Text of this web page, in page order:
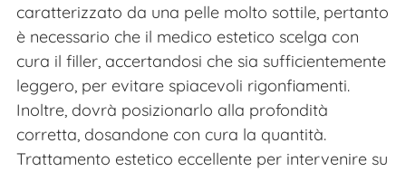
caratterizzato da una pelle molto sottile, pertanto
è necessario che il medico estetico scelga con
cura il filler, accertandosi che sia sufficientemente
leggero, per evitare spiacevoli rigonfiamenti.
Inoltre, dovrà posizionarlo alla profondità
corretta, dosandone con cura la quantità.
Trattamento estetico eccellente per intervenire su